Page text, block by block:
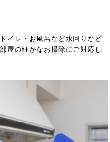
イレ・お風呂など水回りなど
屋の細かなお掃除にご対応し